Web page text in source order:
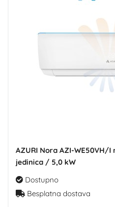
AZURI Nora AZI-WE50VH/
jedinica / 5,0 kW
Dostupno
Besplatna dostava